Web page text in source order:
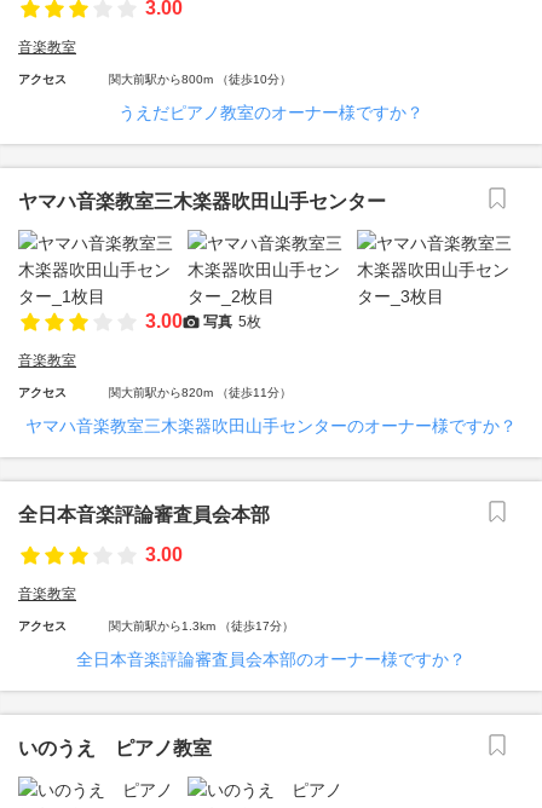
3.00
音楽教室
アクセス 関大前駅から800m （徒歩10分）
うえだピアノ教室のオーナー様ですか？
ヤマハ音楽教室三木楽器吹田山手センター
3.00 写真 5枚
音楽教室
アクセス 関大前駅から820m （徒歩11分）
ヤマハ音楽教室三木楽器吹田山手センターのオーナー様ですか？
全日本音楽評論審査員会本部
3.00
音楽教室
アクセス 関大前駅から1.3km （徒歩17分）
全日本音楽評論審査員会本部のオーナー様ですか？
いのうえ ピアノ教室